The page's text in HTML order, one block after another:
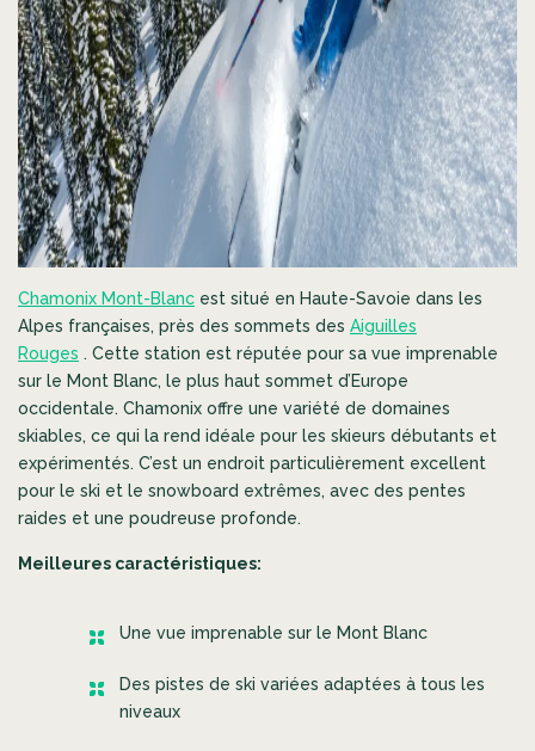
Chamonix Mont-Blanc est situé en Haute-Savoie dans les
Alpes françaises, près des sommets des Aiguilles
Rouges . Cette station est réputée pour sa vue imprenable
sur le Mont Blanc, le plus haut sommet d’Europe
occidentale. Chamonix offre une variété de domaines
skiables, ce qui la rend idéale pour les skieurs débutants et
expérimentés. C’est un endroit particulièrement excellent
pour le ski et le snowboard extrêmes, avec des pentes
raides et une poudreuse profonde.
Meilleures caractéristiques:
Une vue imprenable sur le Mont Blanc
Des pistes de ski variées adaptées à tous les
niveaux